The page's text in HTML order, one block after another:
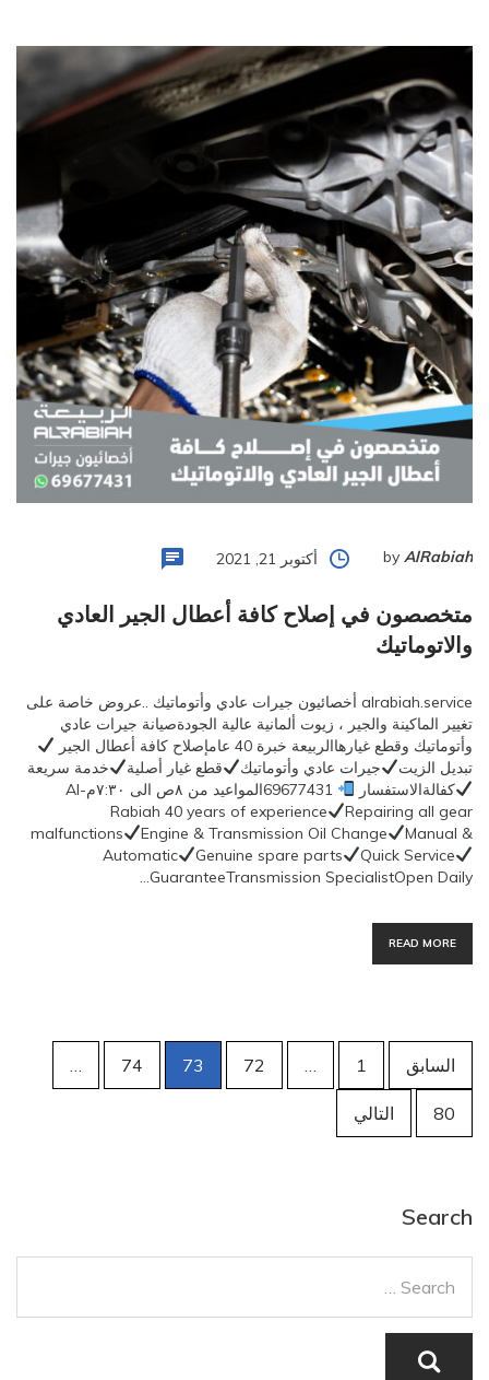
by AlRabiah أكتوبر 21, 2021
متخصصون في إصلاح كافة أعطال الجير العادي
والاتوماتيك
alrabiah.service أخصائيون جيرات عادي وأتوماتيك ..عروض خاصة على
تغيير الماكينة والجير ، زيوت ألمانية عالية الجودةصيانة جيرات عادي
وأتوماتيك وقطع غيارهاالربيعة خبرة 40 عامإصلاح كافة أعطال الجير
تبديل الزيت
جيرات عادي وأتوماتيك قطع غيار أصلية
خدمة سريعة
كفالةالاستفسار
69677431المواعيد من ٨ص الى ٧:٣٠مAl-
Rabiah 40 years of experience
Repairing all gear
malfunctions
Engine & Transmission Oil Change
Manual &
Automatic
Genuine spare parts
Quick Service
GuaranteeTransmission SpecialistOpen Daily…
READ MORE
تصفّح
المقالات
السابق 1
72
73
74
80 التالي
Search